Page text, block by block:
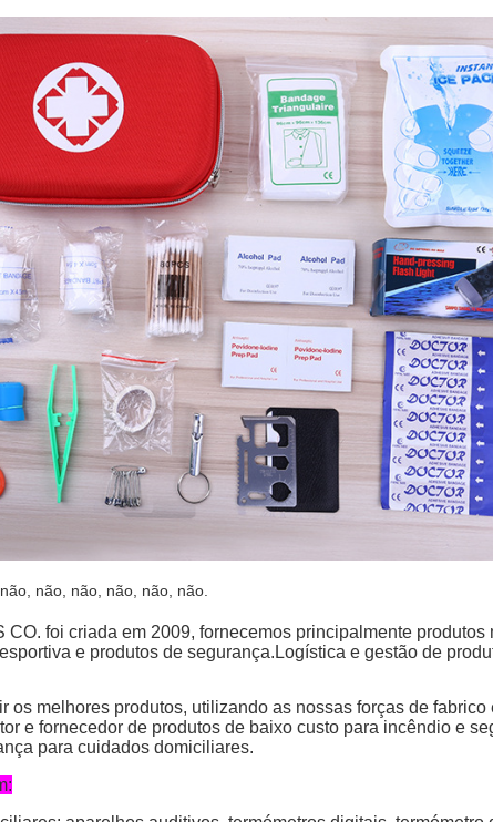
não, não, não, não, não.
foi criada em 2009, fornecemos principalmente produtos
e produtos de segurança.Logística e gestão de
os melhores produtos, utilizando as nossas forças de fabrico
e fornecedor de produtos de baixo custo para incêndio e
para cuidados domiciliares.